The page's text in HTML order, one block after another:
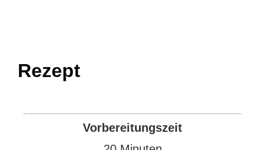
Rezept
Vorbereitungszeit